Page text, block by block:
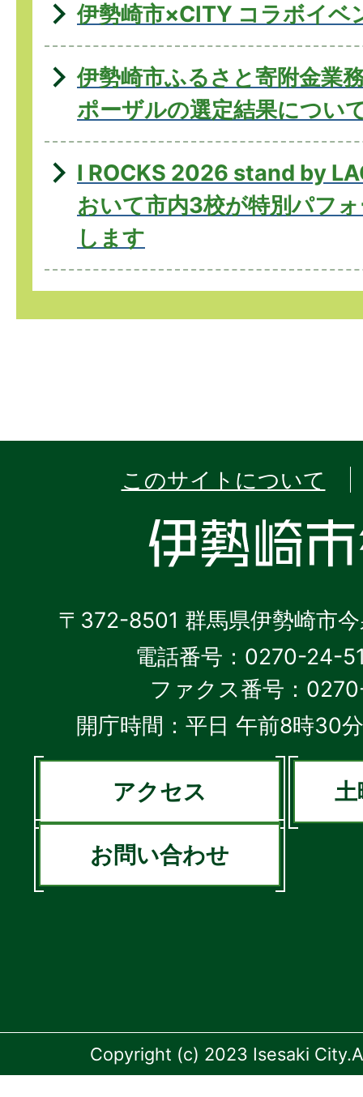
伊勢崎市×CITY コラボイベ
伊勢崎市ふるさと寄附金業
ポーザルの選定結果につい
I ROCKS 2026 stand by
おいて市内3校が特別パフ
します
このサイトについて
〒372-8501 群馬県伊勢崎市
電話番号：0270-24-
ファクス番号：
開庁時間：平日 午前8時30
アクセス 土
お問い合わせ
Copyright (c) 2023 Isesaki